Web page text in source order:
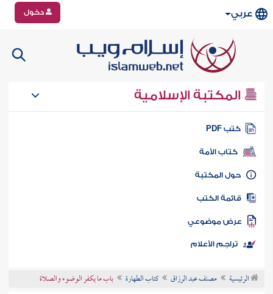
عربي دخول
المكتبة الإسلامية
كتب PDF
كتاب الأمة
المكتبة
الكتب
موضوعي
تراجم الأعلام
الرئيسية مصنف عبد الرزاق كتاب الطهارة باب ما يكفر الوضوء والصلاة